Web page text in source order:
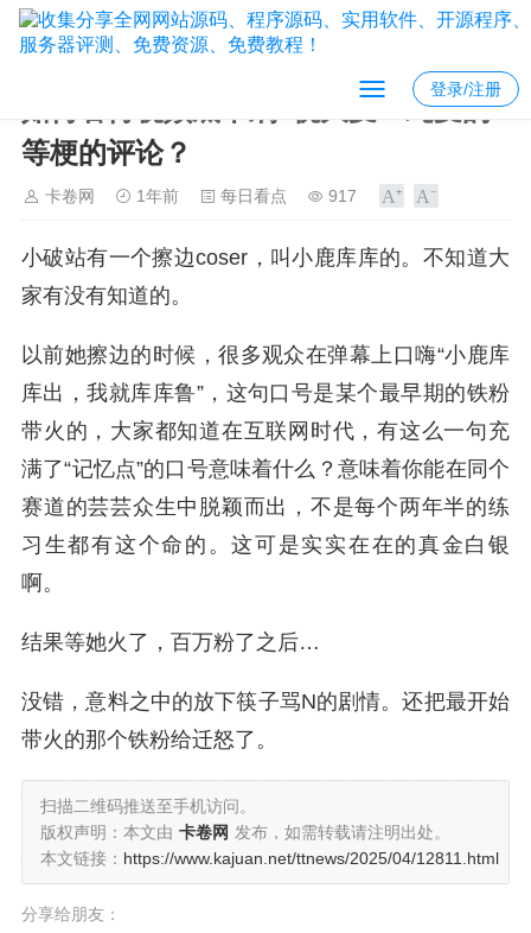
登录/注册
如何看待视频底下刷“祝大麦”“纯麦的”
等梗的评论？
卡卷网 1年前 每日看点 917
小破站有一个擦边coser，叫小鹿库库的。不知道大
家有没有知道的。
以前她擦边的时候，很多观众在弹幕上口嗨“小鹿库
库出，我就库库鲁”，这句口号是某个最早期的铁粉
带火的，大家都知道在互联网时代，有这么一句充
满了“记忆点”的口号意味着什么？意味着你能在同个
赛道的芸芸众生中脱颖而出，不是每个两年半的练
习生都有这个命的。这可是实实在在的真金白银
啊。
结果等她火了，百万粉了之后…
没错，意料之中的放下筷子骂N的剧情。还把最开始
带火的那个铁粉给迁怒了。
扫描二维码推送至手机访问。
版权声明：本文由 卡卷网 发布，如需转载请注明出处。
本文链接： https://www.kajuan.net/ttnews/2025/04/12811.html
分享给朋友：